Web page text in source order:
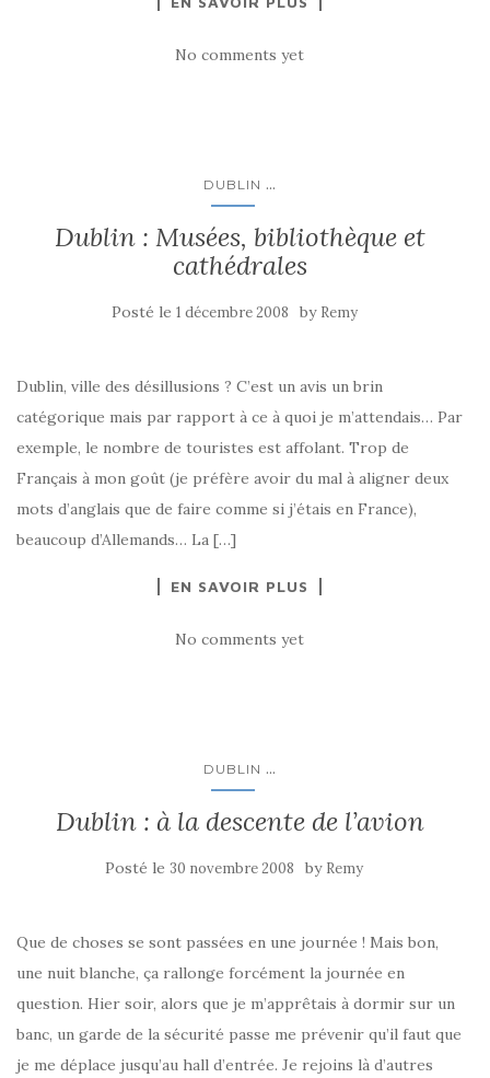
No comments yet
DUBLIN ...
Dublin : Musées, bibliothèque et
cathédrales
Posté le 1 décembre 2008 by Remy
Dublin, ville des désillusions ? C’est un avis un brin
catégorique mais par rapport à ce à quoi je m’attendais… Par
exemple, le nombre de touristes est affolant. Trop de
Français à mon goût (je préfère avoir du mal à aligner deux
mots d’anglais que de faire comme si j’étais en France),
beaucoup d’Allemands… La […]
EN SAVOIR PLUS
No comments yet
DUBLIN ...
Dublin : à la descente de l’avion
Posté le 30 novembre 2008 by Remy
Que de choses se sont passées en une journée ! Mais bon,
une nuit blanche, ça rallonge forcément la journée en
question. Hier soir, alors que je m’apprêtais à dormir sur un
banc, un garde de la sécurité passe me prévenir qu’il faut que
je me déplace jusqu’au hall d’entrée. Je rejoins là d’autres